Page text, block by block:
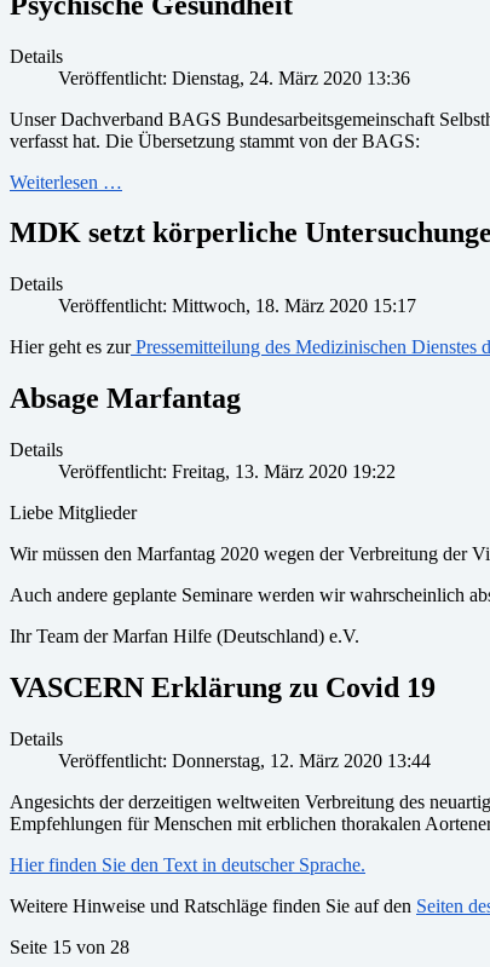
Details
Veröffentlicht: Dienstag, 24. März 2020 13:36
Unser Dachverband BAGS Bundesarbeitsgemeinschaft
verfasst hat. Die Übersetzung stammt von der BAGS:
Weiterlesen …
MDK setzt körperliche
Details
Veröffentlicht: Mittwoch, 18. März 2020 15:17
Hier geht es zurPressemitteilung des Medizinischen Dienstes
Absage Marfantag
Details
Veröffentlicht: Freitag, 13. März 2020 19:22
Liebe Mitglieder
Wir müssen den Marfantag 2020 wegen der Verbreitung der
Auch andere geplante Seminare werden wir wahrscheinlich
Ihr Team der Marfan Hilfe (Deutschland) e.V.
VASCERN Erklärung zu Covid 19
Details
Veröffentlicht: Donnerstag, 12. März 2020 13:44
Angesichts der derzeitigen weltweiten Verbreitung des
Empfehlungen für Menschen mit erblichen thorakalen
Hier finden Sie den Text in deutscher Sprache.
Weitere Hinweise und Ratschläge finden Sie auf den Seiten
Seite 15 von 28